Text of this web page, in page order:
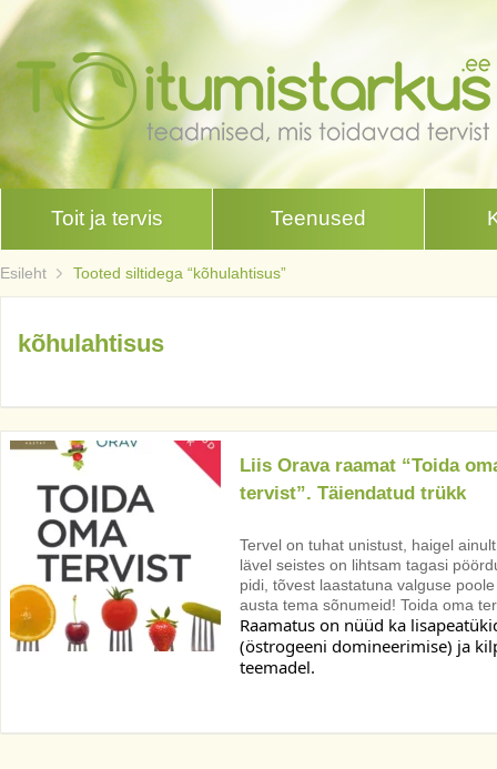
Toit ja tervis Teenused
Esileht Tooted siltidega “kõhulahtisus”
kõhulahtisus
Liis Orava raamat “Toida
tervist”. Täiendatud trükk
Tervel on tuhat unistust, haigel
lävel seistes on lihtsam tagasi
pidi, tõvest laastatuna valguse
austa tema sõnumeid! Toida oma
Raamatus on nüüd ka
(östrogeeni domineerimise) ja
teemadel.